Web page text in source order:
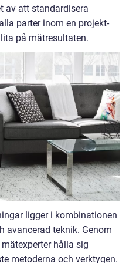
av att standardisera
parter inom en projekt-
på mätresultaten.
ligger i kombinationen
avancerad teknik. Genom
hålla sig
metoderna och verktygen.